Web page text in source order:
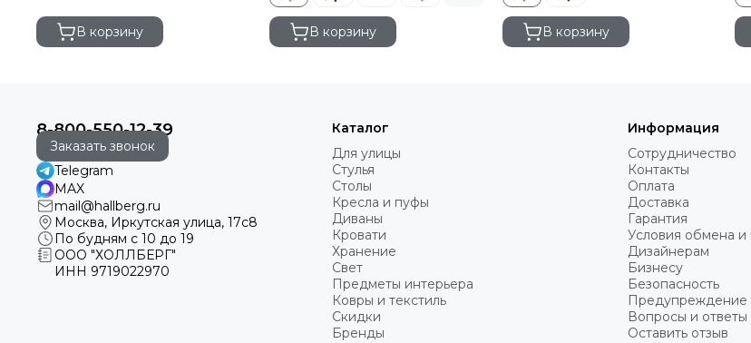
В корзину В корзину В корзину
8-800-550-12-39
Заказать звонок
Telegram
MAX
mail@hallberg.ru
Москва, Иркутская улица, 17с8
По будням с 10 до 19
ООО "ХОЛЛБЕРГ"
ИНН 9719022970
Каталог
Для улицы
Стулья
Столы
Кресла и пуфы
Диваны
Кровати
Хранение
Свет
Предметы интерьера
Ковры и текстиль
Скидки
Бренды
Информация
Сотрудничество
Контакты
Оплата
Доставка
Гарантия
Условия обмена и
Дизайнерам
Бизнесу
Безопасность
Предупреждение
Вопросы и ответы
Оставить отзыв